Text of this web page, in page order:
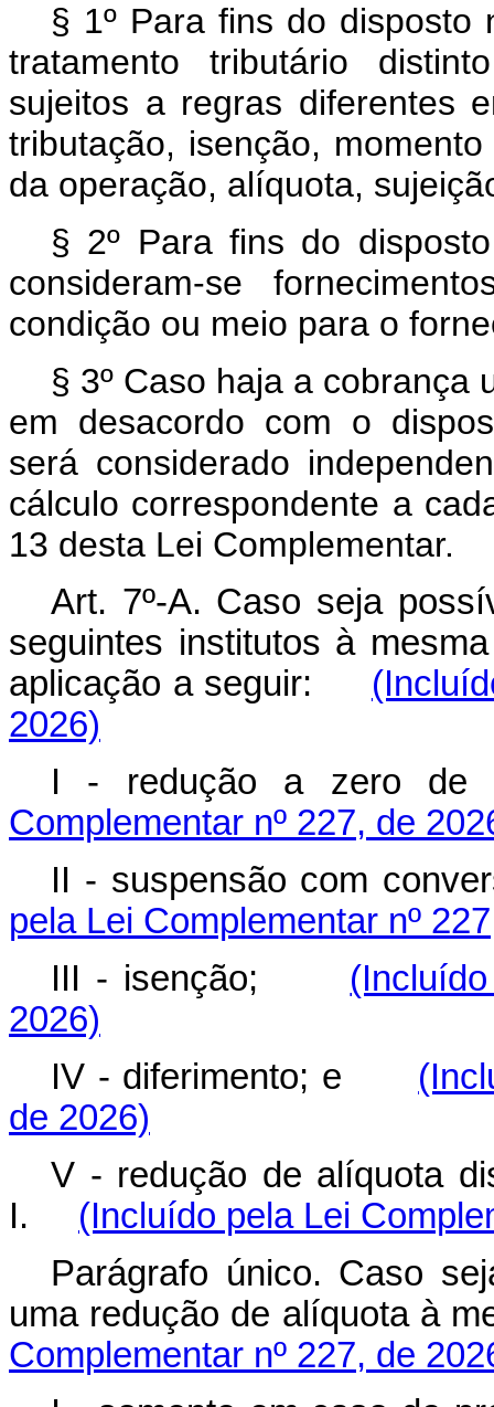
§ 1º Para fins do
tratamento tributário
sujeitos a regras diferentes
tributação, isenção,
da operação, alíquota,
§ 2º Para fins do
consideram-se
condição ou meio para o
§ 3º Caso haja a cobrança
em desacordo com o
será considerado
cálculo correspondente a
13 desta Lei Complementar.
Art. 7º-A. Caso seja
seguintes institutos à
aplicação a seguir:
2026)
I - redução a zero
Complementar nº 227, de
II - suspensão com
pela Lei Complementar nº
III - isenção;
2026)
IV - diferimento; e
de 2026)
V - redução de alíquota
I. (Incluído pela Lei
Parágrafo único. Caso
uma redução de alíquota à
Complementar nº 227, de